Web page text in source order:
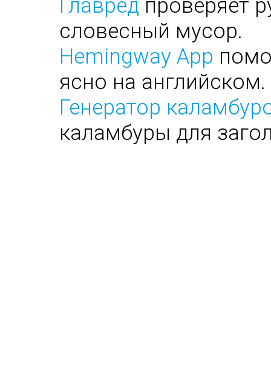
Главред проверяет
словесный мусор.
Hemingway App
ясно на английском.
Генератор
каламбуры для